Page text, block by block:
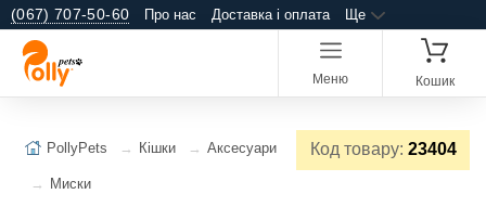
(067) 707-50-60 Про нас Доставка і оплата Ще
Меню Кошик
Код товару: 23404
PollyPets Кішки Аксесуари
Миски